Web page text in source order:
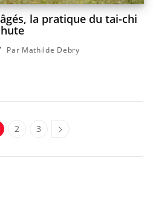
la pratique du tai-chi
Par Mathilde Debry
2 3